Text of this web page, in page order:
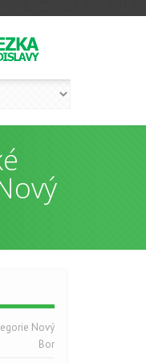
Nový
Bor